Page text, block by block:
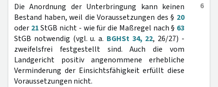
6
Die Anordnung der Unterbringung kann keinen
Bestand haben, weil die Voraussetzungen des § 20
oder 21StGB nicht - wie für die Maßregel nach § 63
StGB notwendig (vgl. u. a. BGHSt 34, 22, 26/27) -
zweifelsfrei festgestellt sind. Auch die vom
Landgericht positiv angenommene erhebliche
Verminderung der Einsichtsfähigkeit erfüllt diese
Voraussetzungen nicht.